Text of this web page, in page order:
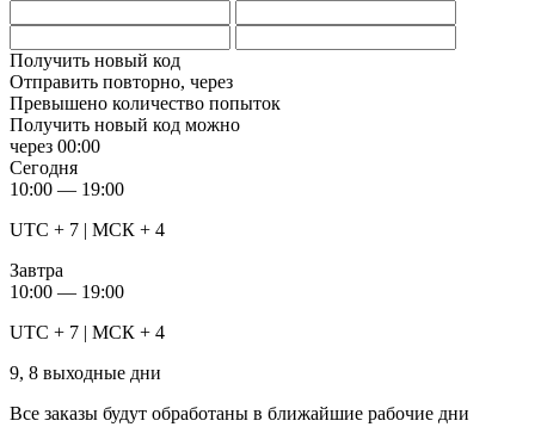
Получить новый код
Отправить повторно, через
Превышено количество попыток
Получить новый код можно
через 00:00
Сегодня
10:00 — 19:00
UTC + 7 | МСК + 4
Завтра
10:00 — 19:00
UTC + 7 | МСК + 4
9, 8 выходные дни
Все заказы будут обработаны в ближайшие рабочие дни